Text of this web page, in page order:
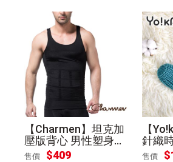
【Charmen】坦克加
壓版背心 男性塑身衣
(黑色XL)
售價 $409
【
針織
綠色)
售價